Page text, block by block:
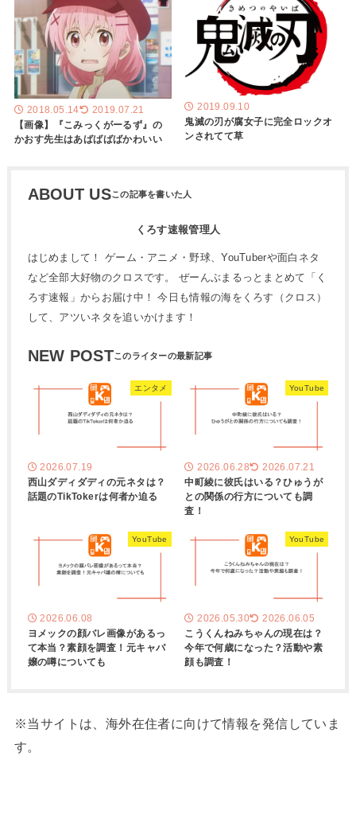
2018.05.14 2019.07.21
【画像】『こみっくがーるず』の
かおす先生はあばばばばかわいい
2019.09.10
鬼滅の刃が腐女子に完全ロックオ
ンされてて草
ABOUT US
くろす速報管理人
はじめまして！ ゲーム・アニメ・野球、YouTuberや面白ネタ
など全部大好物のクロスです。 ぜーんぶまるっとまとめて「く
ろす速報」からお届け中！ 今日も情報の海をくろす（クロス）
して、アツいネタを追いかけます！
NEW POST
エンタメ
2026.07.19
西山ダディダディの元ネタは？
話題のTikTokerは何者か迫る
YouTube
2026.06.28 2026.07.21
中町綾に彼氏はいる？ひゅうが
との関係の行方についても調
査！
YouTube
2026.06.08
ヨメックの顔バレ画像があるっ
て本当？素顔を調査！元キャバ
嬢の噂についても
YouTube
2026.05.30 2026.06.05
こうくんねみちゃんの現在は？
今年で何歳になった？活動や素
顔も調査！
※当サイトは、海外在住者に向けて情報を発信していま
す。